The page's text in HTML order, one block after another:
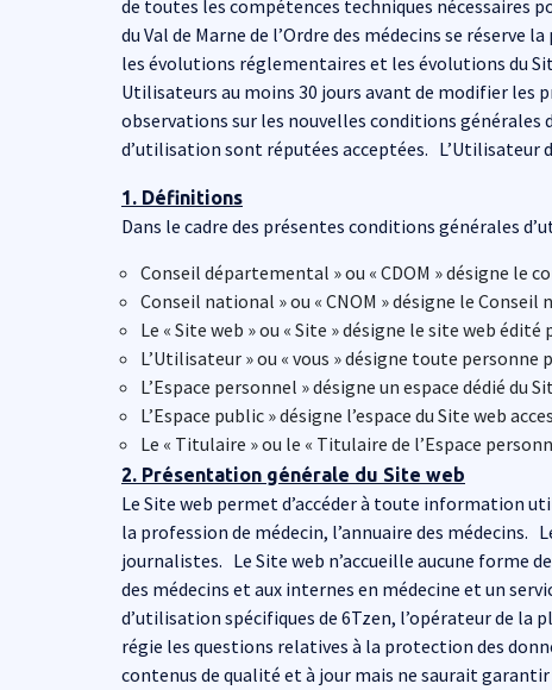
de toutes les compétences techniques nécessaires
du Val de Marne de l’Ordre des médecins se
les évolutions réglementaires et les évolutions du
Utilisateurs au moins 30 jours avant de modifier les
observations sur les nouvelles conditions générales
d’utilisation sont réputées acceptées. L’Utilisateur
1. Définitions
Dans le cadre des présentes conditions générales
Conseil départemental » ou « CDOM » désigne le
Conseil national » ou « CNOM » désigne le Conseil
Le « Site web » ou « Site » désigne le site web
L’Utilisateur » ou « vous » désigne toute
L’Espace personnel » désigne un espace dédié
L’Espace public » désigne l’espace du Site web
Le « Titulaire » ou le « Titulaire de l’Espace
2. Présentation générale du Site web
Le Site web permet d’accéder à toute information
la profession de médecin, l’annuaire des médecins.
journalistes. Le Site web n’accueille aucune forme
des médecins et aux internes en médecine et un
d’utilisation spécifiques de 6Tzen, l’opérateur de
régie les questions relatives à la protection des
contenus de qualité et à jour mais ne saurait